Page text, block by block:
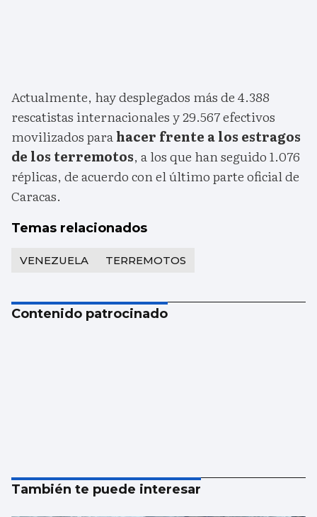
Actualmente, hay desplegados más de 4.388
rescatistas internacionales y 29.567 efectivos
movilizados parahacer frente a los estragos
de los terremotos, a los que han seguido 1.076
réplicas, de acuerdo con el último parte oficial de
Caracas.
Temas relacionados
VENEZUELA TERREMOTOS
Contenido patrocinado
También te puede interesar